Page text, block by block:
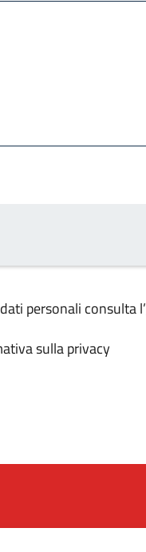
personali consulta l’
sulla privacy